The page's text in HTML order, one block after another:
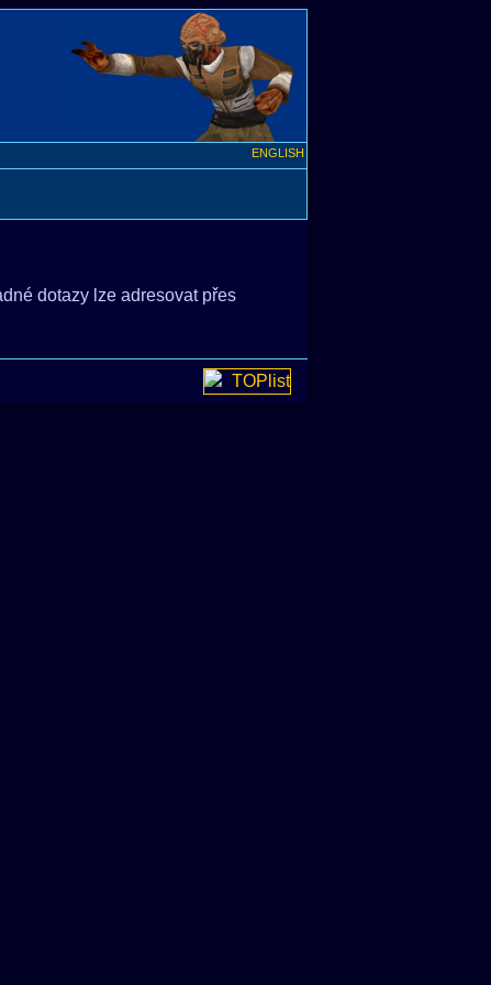
ENGLISH
dotazy lze adresovat přes